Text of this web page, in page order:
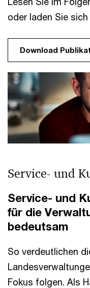
oder laden Sie
Download
Service- und
Service- und
für die
bedeutsam
So verdeutlichen
Fokus folgen. Als